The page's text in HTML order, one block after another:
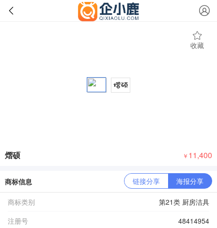
收藏
熠硕 ￥ 11,400
商标信息 链接分享 海报分享
商标类别
第21类 厨房洁具
注册号
48414954